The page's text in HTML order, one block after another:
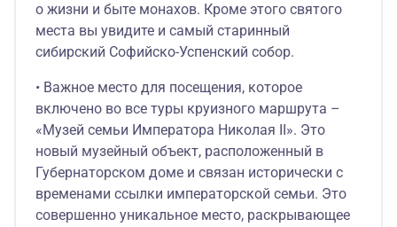
о жизни и быте монахов. Кроме этого святого
места вы увидите и самый старинный
сибирский Софийско-Успенский собор.
• Важное место для посещения, которое
включено во все туры круизного маршрута –
«Музей семьи Императора Николая II». Это
новый музейный объект, расположенный в
Губернаторском доме и связан исторически с
временами ссылки императорской семьи. Это
совершенно уникальное место, раскрывающее